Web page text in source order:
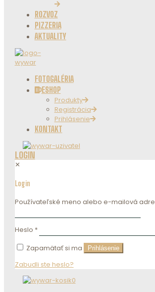
ROZVOZ
PIZZERIA
AKTUALITY
FOTOGALÉRIA
ESHOP
Produkty
Registrácia
Prihlásenie
KONTAKT
LOGIN
✕
Login
Používateľské meno alebo e-mailová
Heslo *
Zapamätať si ma
Prihlásenie
Zabudli ste heslo?
0